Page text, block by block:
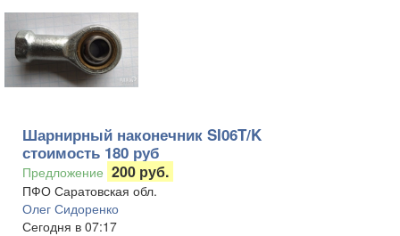
Шарнирный наконечник SI06T/K
стоимость 180 руб
Предложение 200 руб.
ПФО Саратовская обл.
Олег Сидоренко
Сегодня в 07:17